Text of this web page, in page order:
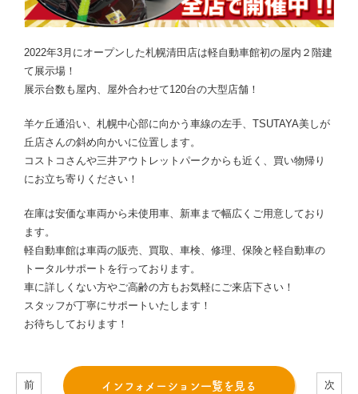
2022年3月にオープンした札幌清田店は軽自動車館初の屋内２階建
て展示場！
展示台数も屋内、屋外合わせて120台の大型店舗！
羊ケ丘通沿い、札幌中心部に向かう車線の左手、TSUTAYA美しが
丘店さんの斜め向かいに位置します。
コストコさんや三井アウトレットパークからも近く、買い物帰り
にお立ち寄りください！
在庫は安価な車両から未使用車、新車まで幅広くご用意しており
ます。
軽自動車館は車両の販売、買取、車検、修理、保険と軽自動車の
トータルサポートを行っております。
車に詳しくない方やご高齢の方もお気軽にご来店下さい！
スタッフが丁寧にサポートいたします！
お待ちしております！
前 インフォメーション一覧を見る 次